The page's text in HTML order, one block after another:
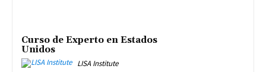
Curso de Experto en Estados
Unidos
LISA Institute